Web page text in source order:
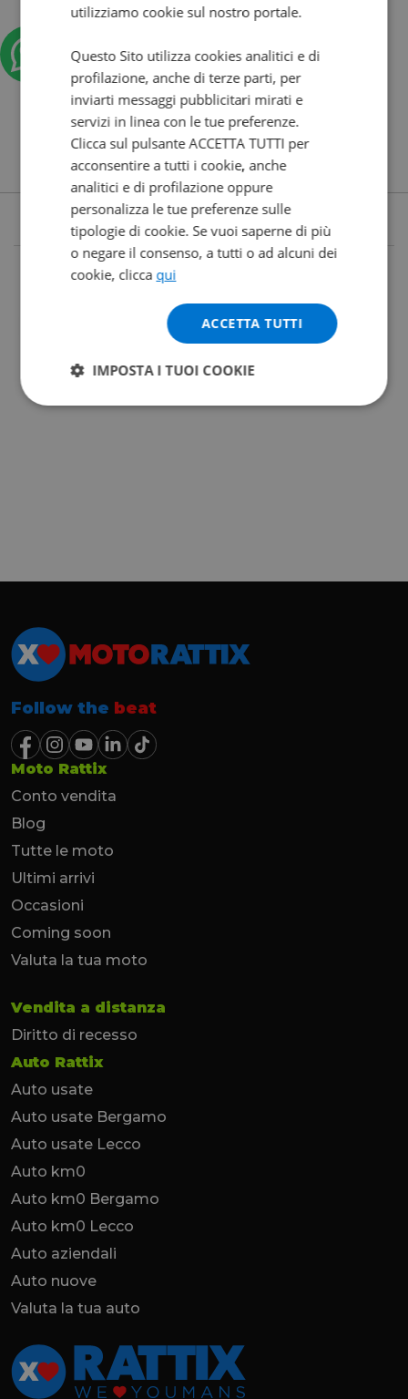
Follow the beat
Moto Rattix
Conto vendita
Blog
Tutte le moto
Ultimi arrivi
Occasioni
Coming soon
Valuta la tua moto
Vendita a distanza
Diritto di recesso
Auto Rattix
Auto usate
Auto usate Bergamo
Auto usate Lecco
Auto km0
Auto km0 Bergamo
Auto km0 Lecco
Auto aziendali
Auto nuove
Valuta la tua auto
utilizziamo cookie sul nostro portale.
Questo Sito utilizza cookies analitici e di
profilazione, anche di terze parti, per
inviarti messaggi pubblicitari mirati e
servizi in linea con le tue preferenze.
Clicca sul pulsante ACCETTA TUTTI per
acconsentire a tutti i cookie, anche
analitici e di profilazione oppure
personalizza le tue preferenze sulle
tipologie di cookie. Se vuoi saperne di più
o negare il consenso, a tutti o ad alcuni dei
cookie, clicca qui
ACCETTA TUTTI
IMPOSTA I TUOI COOKIE